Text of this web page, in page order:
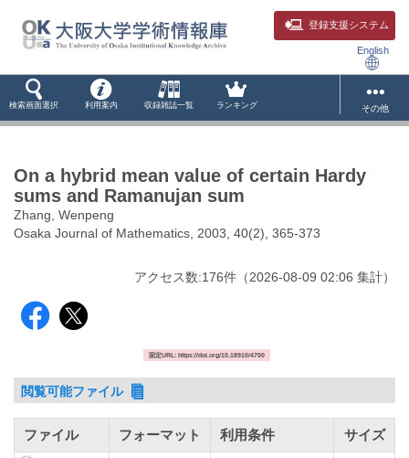
登録支援システム
English
検索画面選択 利用案内 収録雑誌一覧 ランキング その他
On a hybrid mean value of certain Hardy
sums and Ramanujan sum
Zhang, Wenpeng
Osaka Journal of Mathematics, 2003, 40(2), 365-373
アクセス数:176件 （2026-08-09 02:06 集計）
固定URL: https://doi.org/10.18910/4700
閲覧可能ファイル
ファイル フォーマット 利用条件 サイズ